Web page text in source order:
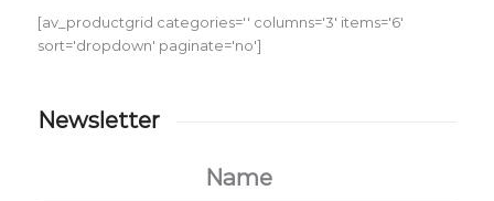
[av_productgrid categories='' columns='3' items='6'
sort='dropdown' paginate='no']
Newsletter
Name